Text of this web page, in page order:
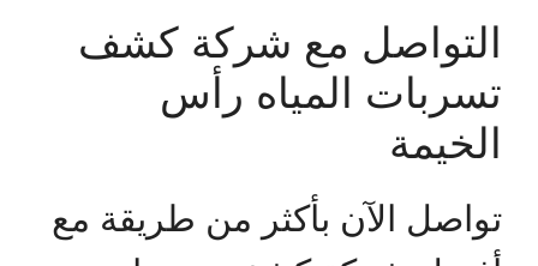
التواصل مع شركة كشف
تسربات المياه رأس
الخيمة
تواصل الآن بأكثر من طريقة مع